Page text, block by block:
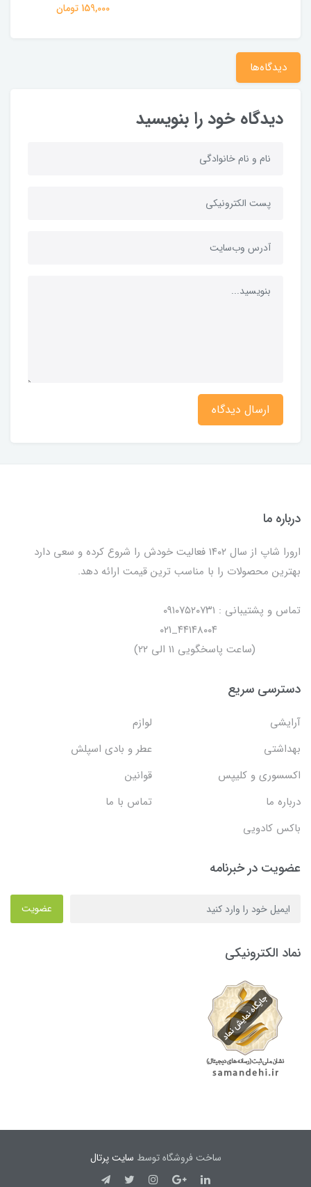
159,000 تومان
دیدگاه‌ها
دیدگاه خود را بنویسید
ارسال دیدگاه
درباره ما
ارورا شاپ از سال ۱۴۰۲ فعالیت خودش را شروع کرده و سعی دارد
بهترین محصولات را با مناسب ترین قیمت ارائه دهد.
تماس و پشتیبانی : ۰۹۱۰۷۵۲۰۷۳۱
(ساعت پاسخگویی ۱۱ الی ۲۲)
دسترسی سریع
آرایشی
لوازم
بهداشتی
عطر و بادی اسپلش
اکسسوری و کلیپس
قوانین
درباره ما
تماس با ما
باکس کادویی
عضویت در خبرنامه
عضویت
نماد الکترونیکی
ساخت فروشگاه توسط سایت پرتال